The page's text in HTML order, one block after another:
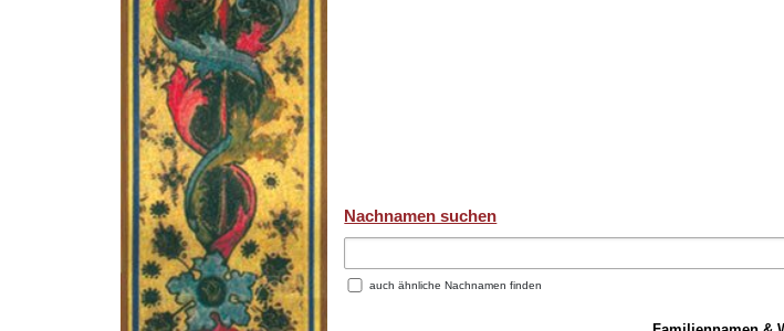
Nachnamen suchen
auch ähnliche Nachnamen finden